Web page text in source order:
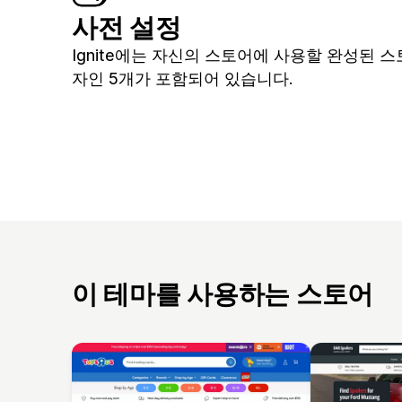
사전 설정
Ignite에는 자신의 스토어에 사용할 완성된 스
자인 5개가 포함되어 있습니다.
이 테마를 사용하는 스토어